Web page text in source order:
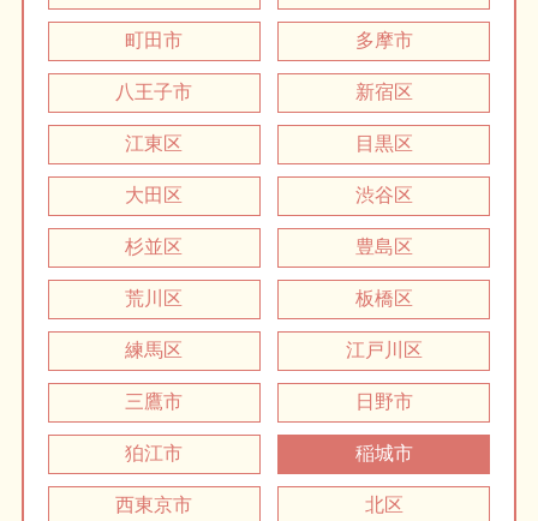
町田市 多摩市
八王子市 新宿区
江東区 目黒区
大田区 渋谷区
杉並区 豊島区
荒川区 板橋区
練馬区 江戸川区
三鷹市 日野市
狛江市 稲城市
西東京市 北区